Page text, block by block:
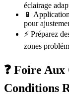
éclairage
📱
pour
⚡ Préparez
zones
❓ Foire
Conditions